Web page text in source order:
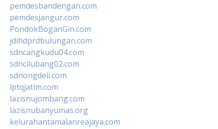
pemdesbandengan.com
pemdesjangur.com
PondokBoganGin.com
jdihdprdbulungan.com
sdncangkudu04.com
sdncilubang02.com
sdnongdeli.com
lptqjatim.com
lazisnujombang.com
lazisnubanyumas.org
kelurahantamalanreajaya.com